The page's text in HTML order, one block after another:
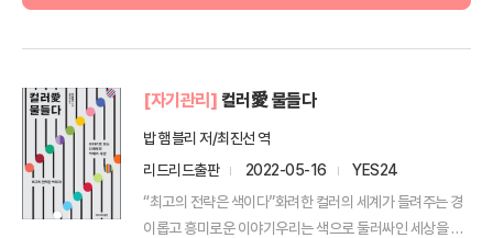
[자기관리] 컬러愛 물들다
밥 햄블리 저/최진선 역
리드리드출판
2022-05-16
YES24
“최고의 전략은 색이다”화려한 컬러의 세계가 들려주는 경
이롭고 흥미로운 이야기우리는 색으로 둘러싸인 세상을 산